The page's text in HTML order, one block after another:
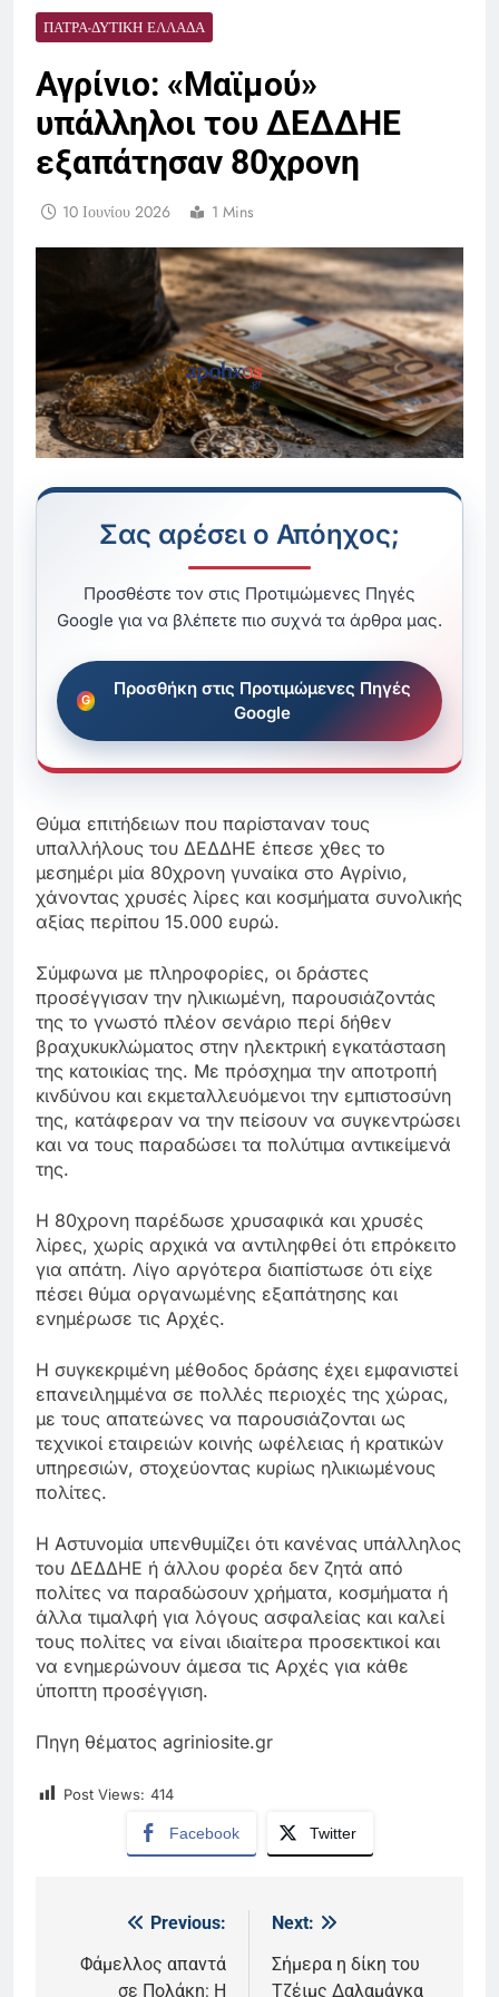
ΠΆΤΡΑ-ΔΥΤΙΚΉ ΕΛΛΆΔΑ
Αγρίνιο: «Μαϊμού»
υπάλληλοι του ΔΕΔΔΗΕ
εξαπάτησαν 80χρονη
10 Ιουνίου 2026 1 Mins
Σας αρέσει ο Απόηχος;
Προσθέστε τον στις Προτιμώμενες Πηγές
Google για να βλέπετε πιο συχνά τα άρθρα μας.
Προσθήκη στις Προτιμώμενες Πηγές
Google
Θύμα επιτήδειων που παρίσταναν τους
υπαλλήλους του ΔΕΔΔΗΕ έπεσε χθες το
μεσημέρι μία 80χρονη γυναίκα στο Αγρίνιο,
χάνοντας χρυσές λίρες και κοσμήματα συνολικής
αξίας περίπου 15.000 ευρώ.
Σύμφωνα με πληροφορίες, οι δράστες
προσέγγισαν την ηλικιωμένη, παρουσιάζοντάς
της το γνωστό πλέον σενάριο περί δήθεν
βραχυκυκλώματος στην ηλεκτρική εγκατάσταση
της κατοικίας της. Με πρόσχημα την αποτροπή
κινδύνου και εκμεταλλευόμενοι την εμπιστοσύνη
της, κατάφεραν να την πείσουν να συγκεντρώσει
και να τους παραδώσει τα πολύτιμα αντικείμενά
της.
Η 80χρονη παρέδωσε χρυσαφικά και χρυσές
λίρες, χωρίς αρχικά να αντιληφθεί ότι επρόκειτο
για απάτη. Λίγο αργότερα διαπίστωσε ότι είχε
πέσει θύμα οργανωμένης εξαπάτησης και
ενημέρωσε τις Αρχές.
Η συγκεκριμένη μέθοδος δράσης έχει εμφανιστεί
επανειλημμένα σε πολλές περιοχές της χώρας,
με τους απατεώνες να παρουσιάζονται ως
τεχνικοί εταιρειών κοινής ωφέλειας ή κρατικών
υπηρεσιών, στοχεύοντας κυρίως ηλικιωμένους
πολίτες.
Η Αστυνομία υπενθυμίζει ότι κανένας υπάλληλος
του ΔΕΔΔΗΕ ή άλλου φορέα δεν ζητά από
πολίτες να παραδώσουν χρήματα, κοσμήματα ή
άλλα τιμαλφή για λόγους ασφαλείας και καλεί
τους πολίτες να είναι ιδιαίτερα προσεκτικοί και
να ενημερώνουν άμεσα τις Αρχές για κάθε
ύποπτη προσέγγιση.
Πηγη θέματος agriniosite.gr
Post Views: 414
Facebook Twitter
Πλοήγηση
άρθρων
Previous:
Φάμελλος απαντά
σε Πολάκη: Η
Next:
Σήμερα η δίκη του
Τζέιμς Δαλαμάγκα